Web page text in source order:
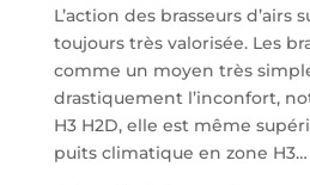
L’action des brasseurs d’airs
toujours très valorisée. Les
comme un moyen très
drastiquement l’inconfort,
H3 H2D, elle est même
puits climatique en zone H3…